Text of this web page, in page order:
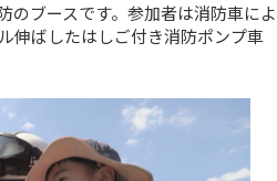
のブースです。参加者は消防車によ
伸ばしたはしご付き消防ポンプ車